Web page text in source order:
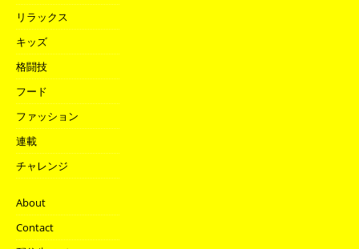
リラックス
キッズ
格闘技
フード
ファッション
連載
チャレンジ
About
Contact